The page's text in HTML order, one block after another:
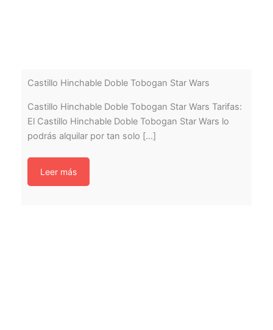
Castillo Hinchable Doble Tobogan Star Wars
Castillo Hinchable Doble Tobogan Star Wars Tarifas:
El Castillo Hinchable Doble Tobogan Star Wars lo
podrás alquilar por tan solo [...]
Leer más